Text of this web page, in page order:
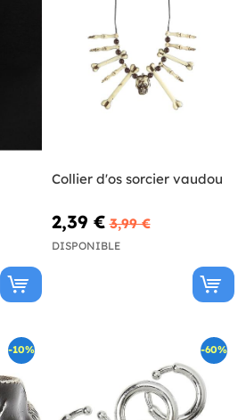
Collier d'os sorcier vaudou
2,39 € 3,99 €
DISPONIBLE
-10% -60%